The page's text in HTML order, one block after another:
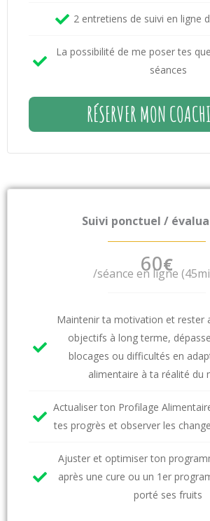
2 entretiens de suivi en ligne
La possibilité de me poser tes
séances
RÉSERVER MON
Suivi ponctuel /
60€
/séance en ligne
Maintenir ta motivation et rester
objectifs à long terme,
blocages ou difficultés en
alimentaire à ta réalité du
Actualiser ton Profilage
tes progrès et observer les
Ajuster et optimiser ton
après une cure ou un 1er
porté ses fruits